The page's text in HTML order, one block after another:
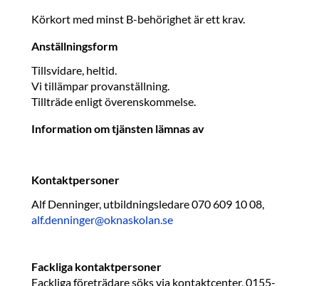
Körkort med minst B-behörighet är ett krav.
Anställningsform
Tillsvidare, heltid.
Vi tillämpar provanställning.
Tillträde enligt överenskommelse.
Information om tjänsten lämnas av
Kontaktpersoner
Alf Denninger, utbildningsledare 070 609 10 08,
alf.denninger@oknaskolan.se
Fackliga kontaktpersoner
Fackliga företrädare söks via kontaktcenter, 0155-